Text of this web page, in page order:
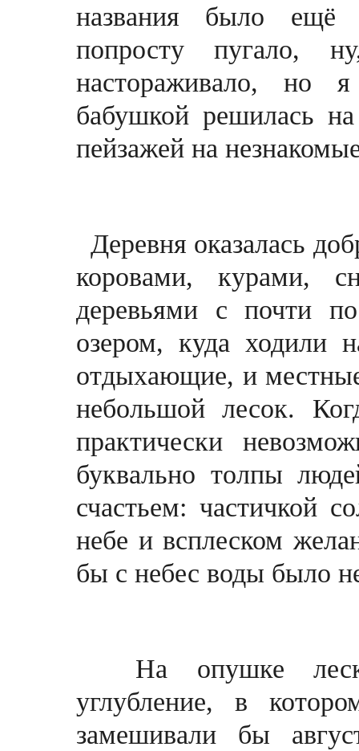
названия было ещё
попросту пугало,
настораживало, но
бабушкой решилась
пейзажей на
Деревня оказалась
коровами, курами,
деревьями с почти
озером, куда ходили
отдыхающие, и
небольшой лесок.
практически
буквально толпы
счастьем: частичкой
небе и всплеском
бы с небес воды было
На опушке леска
углубление, в
замешивали бы